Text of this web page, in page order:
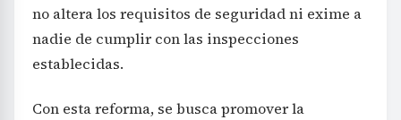
no altera los requisitos de seguridad ni exime a
nadie de cumplir con las inspecciones
establecidas.
Con esta reforma, se busca promover la